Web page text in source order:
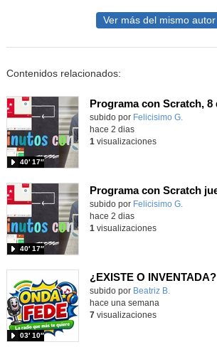
Ver más del mismo autor
Contenidos relacionados:
Contenido educativo.
subido por Felicisimo G.
40′ 17″
hace 2 dias
1 visualizaciones
Contenido educativo.
subido por Felicisimo G.
40′ 17″
hace 2 dias
1 visualizaciones
¿EXISTE O INVENTADA?
Contenido educativo.
subido por Beatriz B.
03′ 10″
hace una semana
7visualizaciones